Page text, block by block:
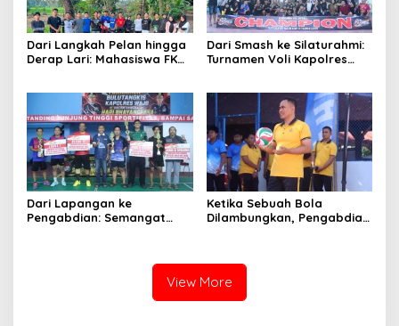
Dari Langkah Pelan hingga
Derap Lari: Mahasiswa FKM
Dari Smash ke Silaturahmi:
Turnamen Voli Kapolres
Bhayangkara ke-80
Dari Lapangan ke
Pengabdian: Semangat
Ketika Sebuah Bola
Dilambungkan, Pengabdian
View More